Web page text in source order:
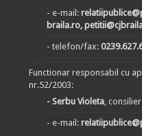
- e-mail:
braila.ro,
- telefon/fax:
Functionar responsabil cu
nr.52/2003:
- Serbu Violeta, consilier
- e-mail: